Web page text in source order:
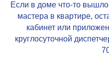
Если в доме что-то
мастера в квартире,
кабинет или
круглосуточной